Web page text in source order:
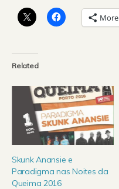
More
Related
Skunk Anansie e
Paradigma nas Noites da
Queima 2016